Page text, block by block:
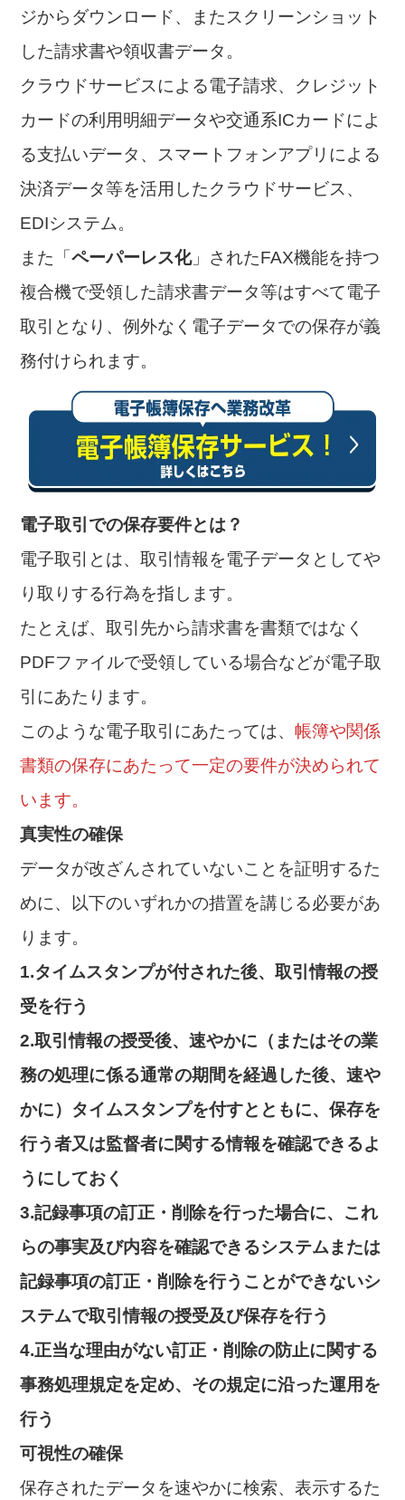
ジからダウンロード、またスクリーンショット
した請求書や領収書データ。
クラウドサービスによる電子請求、クレジット
カードの利用明細データや交通系ICカードによ
る支払いデータ、スマートフォンアプリによる
決済データ等を活用したクラウドサービス、
EDIシステム。
また「ペーパーレス化」されたFAX機能を持つ
複合機で受領した請求書データ等はすべて電子
取引となり、例外なく電子データでの保存が義
務付けられます。
電子取引での保存要件とは？
電子取引とは、取引情報を電子データとしてや
り取りする行為を指します。
たとえば、取引先から請求書を書類ではなく
PDFファイルで受領している場合などが電子取
引にあたります。
このような電子取引にあたっては、帳簿や関係
書類の保存にあたって一定の要件が決められて
います。
真実性の確保
データが改ざんされていないことを証明するた
めに、以下のいずれかの措置を講じる必要があ
ります。
1.タイムスタンプが付された後、取引情報の授
受を行う
2.取引情報の授受後、速やかに（またはその業
務の処理に係る通常の期間を経過した後、速や
かに）タイムスタンプを付すとともに、保存を
行う者又は監督者に関する情報を確認できるよ
うにしておく
3.記録事項の訂正・削除を行った場合に、これ
らの事実及び内容を確認できるシステムまたは
記録事項の訂正・削除を行うことができないシ
ステムで取引情報の授受及び保存を行う
4.正当な理由がない訂正・削除の防止に関する
事務処理規定を定め、その規定に沿った運用を
行う
可視性の確保
保存されたデータを速やかに検索、表示するた